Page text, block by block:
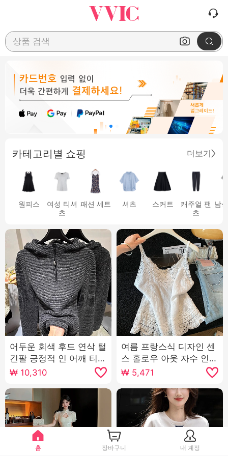
상품 검색
카테고리별 쇼핑 더보기
원피스
여성 티셔
츠
패션 세트 셔츠 스커트
캐주얼 팬
츠
남
어두운 회색 후드 연삭 털
긴팔 긍정적 인 어깨 티셔
츠 여성 가을 겨울철 보온
몸매 가꾸기 인사이드 가
져 가라. 기본 셔츠 쇼트
스타일 맨위
₩ 10,310
여름 프랑스식 디자인 센
스 홀로우 아웃 자수 인사
이드 가져 가라. 민소매
₩ 5,471
홈 장바구니 내 계정